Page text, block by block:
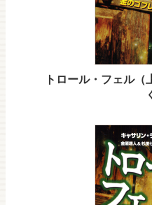
トロール・フェル